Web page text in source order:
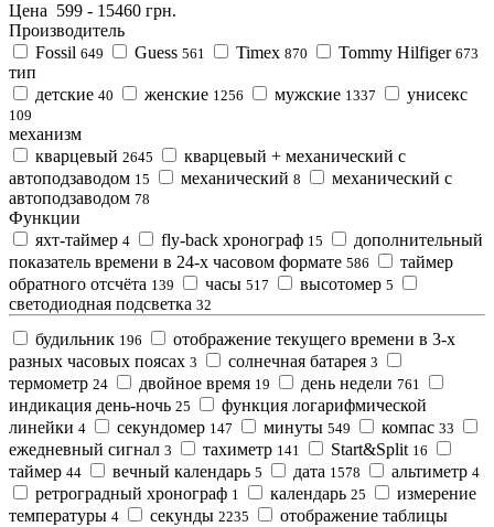
Цена 599 - 15460 грн.
Производитель
Fossil 649 Guess 561 Timex 870 Tommy Hilfiger 673
тип
детские 40 женские 1256 мужские 1337 унисекс
109
механизм
кварцевый 2645
кварцевый + механический с
автоподзаводом 15 механический 8
механический с
автоподзаводом 78
Функции
яхт-таймер 4 fly-back хронограф 15
дополнительный
показатель времени в 24-х часовом формате 586
таймер
обратного отсчёта 139 часы 517 высотомер 5
светодиодная подсветка 32
будильник 196
отображение текущего времени в 3-х
разных часовых поясах 3 солнечная батарея 3
термометр 24 двойное время 19 день недели 761
индикация день-ночь 25
функция логарифмической
линейки 4 секундомер 147 минуты 549 компас 33
ежедневный сигнал 3 тахиметр 141 Start&Split 16
таймер 44 вечный календарь 5 дата 1578 альтиметр 4
ретроградный хронограф 1 календарь 25
измерение
температуры 4 секунды 2235
отображение таблицы